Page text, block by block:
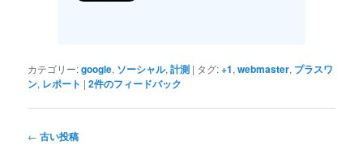
カテゴリー:google, ソーシャル,計測 | タグ:+1,webmaster, プラスワ
ン, レポート |2件のフィードバック
投稿ナビゲーション
← 古い投稿